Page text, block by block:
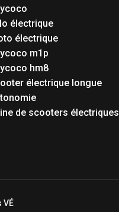
électrique
électrique
m1p
hm8
électrique longue
de scooters électriques
VÉ